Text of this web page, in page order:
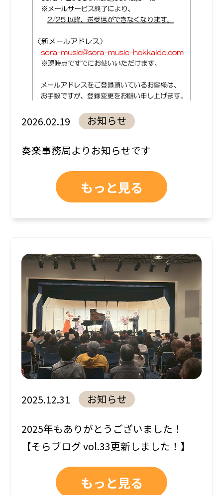
2026.02.19 お知らせ
奏楽事務局よりお知らせです
もっと見る
2025.12.31 お知らせ
2025年もありがとうございました！
【そらブログ vol.33更新しました！】
もっと見る